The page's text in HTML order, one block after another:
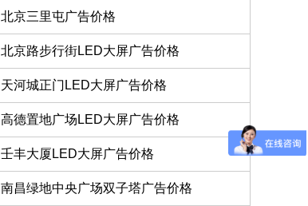
北京三里屯广告价格
北京路步行街LED大屏广告价格
天河城正门LED大屏广告价格
高德置地广场LED大屏广告价格
壬丰大厦LED大屏广告价格
南昌绿地中央广场双子塔广告价格